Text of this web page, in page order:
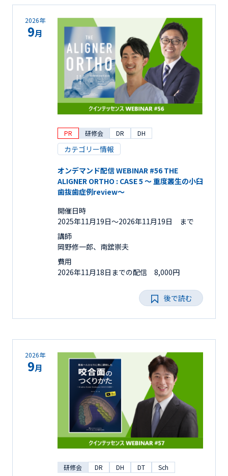
2026年
9月
PR 研修会 DR DH
カテゴリー情報
オンデマンド配信 WEBINAR #56 THE
ALIGNER ORTHO : CASE 5 ～ 重度叢生の小臼
歯抜歯症例review～
開催日時
2025年11月19日〜2026年11月19日 まで
講師
岡野修一郎、南舘崇夫
費用
2026年11月18日までの配信 8,000円
後で読む
2026年
9月
研修会 DR DH DT Sch